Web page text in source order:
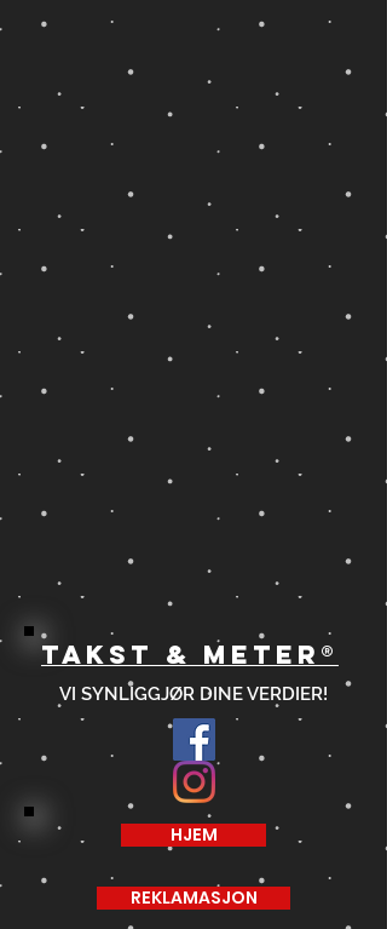
TAKST & METER®
VI SYNLIGGJØR DINE VERDIER!
HJEM
REKLAMASJON